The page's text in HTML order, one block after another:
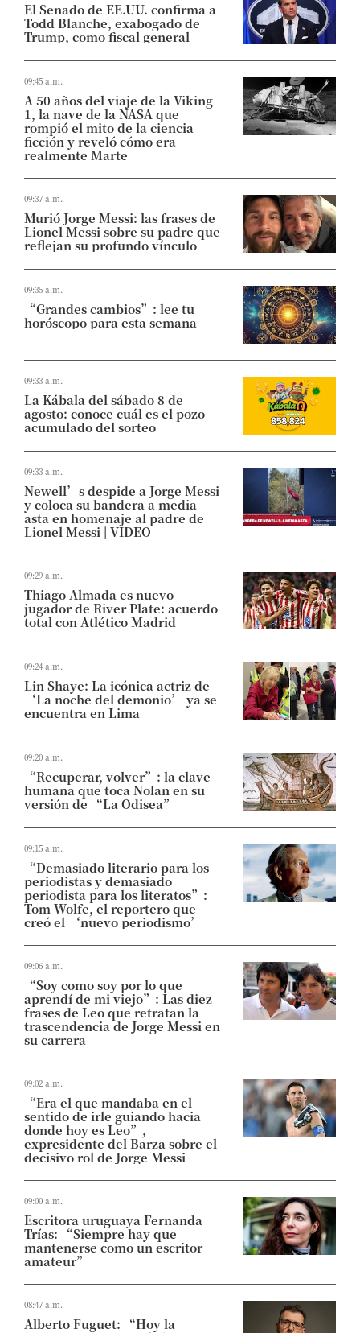
El Senado de EE.UU. confirma a
Todd Blanche, exabogado de
Trump, como fiscal general
09:45 a.m.
A 50 años del viaje de la Viking
1, la nave de la NASA que
rompió el mito de la ciencia
ficción y reveló cómo era
realmente Marte
09:37 a.m.
Murió Jorge Messi: las frases de
Lionel Messi sobre su padre que
reflejan su profundo vínculo
09:35 a.m.
“Grandes cambios”: lee tu
horóscopo para esta semana
09:33 a.m.
La Kábala del sábado 8 de
agosto: conoce cuál es el pozo
acumulado del sorteo
09:33 a.m.
Newell’s despide a Jorge Messi
y coloca su bandera a media
asta en homenaje al padre de
Lionel Messi | VIDEO
09:29 a.m.
Thiago Almada es nuevo
jugador de River Plate: acuerdo
total con Atlético Madrid
09:24 a.m.
Lin Shaye: La icónica actriz de
‘La noche del demonio’ ya se
encuentra en Lima
09:20 a.m.
“Recuperar, volver”: la clave
humana que toca Nolan en su
versión de “La Odisea”
09:15 a.m.
“Demasiado literario para los
periodistas y demasiado
periodista para los literatos”:
Tom Wolfe, el reportero que
creó el ‘nuevo periodismo’
09:06 a.m.
“Soy como soy por lo que
aprendí de mi viejo”: Las diez
frases de Leo que retratan la
trascendencia de Jorge Messi en
su carrera
09:02 a.m.
“Era el que mandaba en el
sentido de irle guiando hacia
donde hoy es Leo”,
expresidente del Barza sobre el
decisivo rol de Jorge Messi
09:00 a.m.
Escritora uruguaya Fernanda
Trías: “Siempre hay que
mantenerse como un escritor
amateur”
08:47 a.m.
Alberto Fuguet: “Hoy la